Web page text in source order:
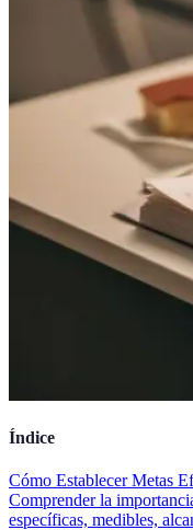
Índice
Cómo Establecer Metas
Comprender la
específicas, medibles,